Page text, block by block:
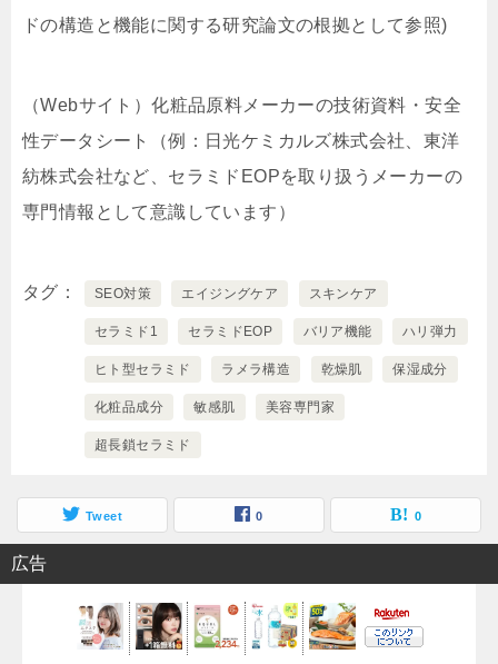
ドの構造と機能に関する研究論文の根拠として参照)
（Webサイト）化粧品原料メーカーの技術資料・安全
性データシート（例：日光ケミカルズ株式会社、東洋
紡株式会社など、セラミドEOPを取り扱うメーカーの
専門情報として意識しています）
タグ SEO対策 エイジングケア スキンケア
セラミド1 セラミドEOP バリア機能 ハリ弾力
ヒト型セラミド ラメラ構造 乾燥肌 保湿成分
化粧品成分 敏感肌 美容専門家
超長鎖セラミド
Tweet 0 0
広告